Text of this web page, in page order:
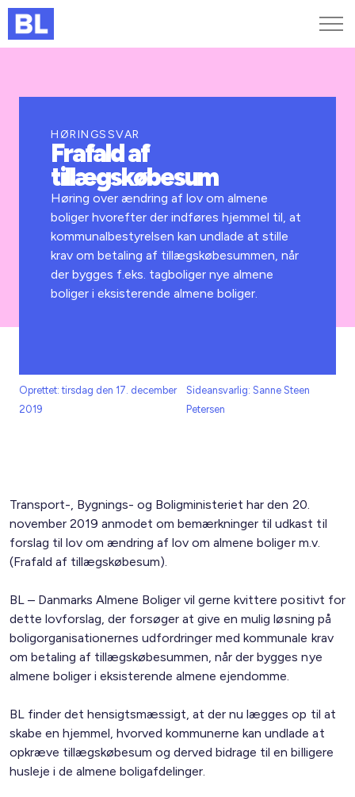
Kurser og arrangementer
Jobportalen
HØRINGSSVAR
Frafald af
tillægskøbesum
Høring over ændring af lov om almene
boliger hvorefter der indføres hjemmel til, at
kommunalbestyrelsen kan undlade at stille
krav om betaling af tillægskøbesummen, når
der bygges f.eks. tagboliger nye almene
boliger i eksisterende almene boliger.
Oprettet: tirsdag den 17. december
2019
Sideansvarlig: Sanne Steen
Petersen
Transport-, Bygnings- og Boligministeriet har den 20.
november 2019 anmodet om bemærkninger til udkast til
forslag til lov om ændring af lov om almene boliger m.v.
(Frafald af tillægskøbesum).
BL – Danmarks Almene Boliger vil gerne kvittere positivt for
dette lovforslag, der forsøger at give en mulig løsning på
boligorganisationernes udfordringer med kommunale krav
om betaling af tillægskøbesummen, når der bygges nye
almene boliger i eksisterende almene ejendomme.
BL finder det hensigtsmæssigt, at der nu lægges op til at
skabe en hjemmel, hvorved kommunerne kan undlade at
opkræve tillægskøbesum og derved bidrage til en billigere
husleje i de almene boligafdelinger.